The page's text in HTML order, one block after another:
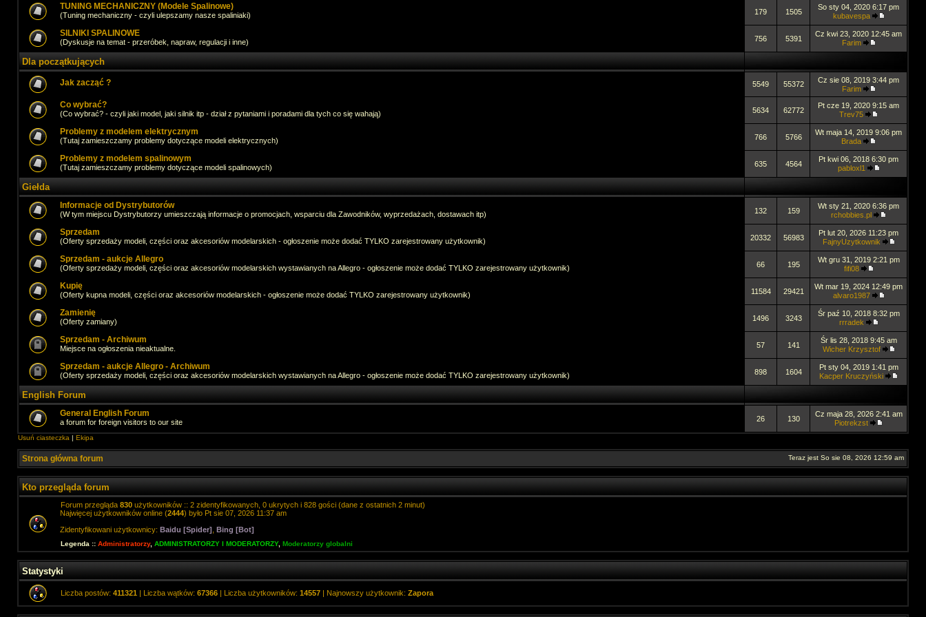
TUNING MECHANICZNY (Modele Spalinowe)
(Tuning mechaniczny - czyli ulepszamy nasze spaliniaki) 179 1505
So sty 04, 2020 6:17 pm
kubavespa
SILNIKI SPALINOWE
(Dyskusje na temat - przeróbek, napraw, regulacji i inne) 756 5391
Cz kwi 23, 2020 12:45 am
Farim
Dla początkujących
Jak zacząć ? 5549 55372
Cz sie 08, 2019 3:44 pm
Farim
Co wybrać?
(Co wybrać? - czyli jaki model, jaki silnik itp - dział z pytaniami i poradami dla tych co się wahają) 5634 62772
Pt cze 19, 2020 9:15 am
Trev75
Problemy z modelem elektrycznym
(Tutaj zamieszczamy problemy dotyczące modeli elektrycznych) 766 5766
Wt maja 14, 2019 9:06 pm
Brada
Problemy z modelem spalinowym
(Tutaj zamieszczamy problemy dotyczące modeli spalinowych) 635 4564
Pt kwi 06, 2018 6:30 pm
pabloxl1
Giełda
Informacje od Dystrybutorów
(W tym miejscu Dystrybutorzy umieszczają informacje o promocjach, wsparciu dla Zawodników, wyprzedażach, dostawach itp) 132 159
Wt sty 21, 2020 6:36 pm
rchobbies.pl
Sprzedam
(Oferty sprzedaży modeli, części oraz akcesoriów modelarskich - ogłoszenie może dodać TYLKO zarejestrowany użytkownik) 20332 56983
Pt lut 20, 2026 11:23 pm
FajnyUzytkownik
Sprzedam - aukcje Allegro
(Oferty sprzedaży modeli, części oraz akcesoriów modelarskich wystawianych na Allegro - ogłoszenie może dodać TYLKO zarejestrowany użytkownik) 66 195
Wt gru 31, 2019 2:21 pm
fifi08
Kupię
(Oferty kupna modeli, części oraz akcesoriów modelarskich - ogłoszenie może dodać TYLKO zarejestrowany użytkownik) 11584 29421
Wt mar 19, 2024 12:49 pm
alvaro1987
Zamienię
(Oferty zamiany) 1496 3243
Śr paź 10, 2018 8:32 pm
rrradek
Sprzedam - Archiwum
Miejsce na ogłoszenia nieaktualne. 57 141
Śr lis 28, 2018 9:45 am
Wicher Krzysztof
Sprzedam - aukcje Allegro - Archiwum
(Oferty sprzedaży modeli, części oraz akcesoriów modelarskich wystawianych na Allegro - ogłoszenie może dodać TYLKO zarejestrowany użytkownik) 898 1604
Pt sty 04, 2019 1:41 pm
Kacper Kruczyński
English Forum
General English Forum
a forum for foreign visitors to our site 26 130
Cz maja 28, 2026 2:41 am
Piotrekzst
Usuń ciasteczka | Ekipa
Strona główna forum Teraz jest So sie 08, 2026 12:59 am
Kto przegląda forum
Forum przegląda 830 użytkowników :: 2 zidentyfikowanych, 0 ukrytych i 828 gości (dane z ostatnich 2 minut)
Najwięcej użytkowników online (2444) było Pt sie 07, 2026 11:37 am
Zidentyfikowani użytkownicy: Baidu [Spider] Bing [Bot]
Legenda :: Administratorzy, ADMINISTRATORZY I MODERATORZY, Moderatorzy globalni
Statystyki
Liczba postów: 411321 | Liczba wątków: 67366 | Liczba użytkowników: 14557 | Najnowszy użytkownik: Zapora